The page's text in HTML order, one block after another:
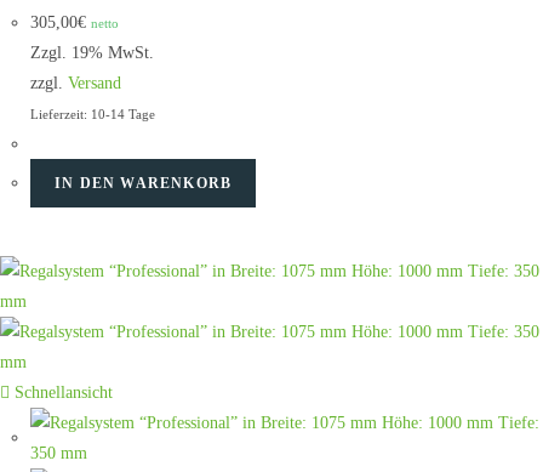
305,00€ netto
Zzgl. 19% MwSt.
zzgl. Versand
Lieferzeit: 10-14 Tage
IN DEN WARENKORB
Schnellansicht